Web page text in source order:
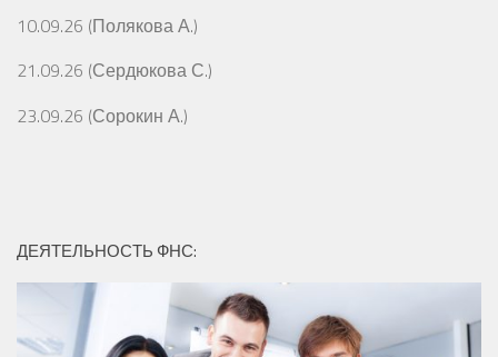
10.09.26 (Полякова А.)
21.09.26 (Сердюкова С.)
23.09.26 (Сорокин А.)
ДЕЯТЕЛЬНОСТЬ ФНС: